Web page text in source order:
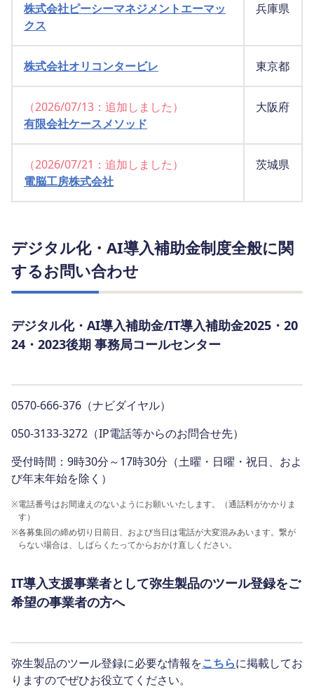
株式会社ピーシーマネジメントエーマッ
クス
兵庫県
株式会社オリコンタービレ 東京都
（2026/07/13：追加しました）
有限会社ケースメソッド
大阪府
（2026/07/21：追加しました）
電脳工房株式会社
茨城県
デジタル化・AI導入補助金制度全般に関
するお問い合わせ
デジタル化・AI導入補助金/IT導入補助金2025・20
24・2023後期 事務局コールセンター
0570-666-376（ナビダイヤル）
050-3133-3272（IP電話等からのお問合せ先）
受付時間：9時30分～17時30分（土曜・日曜・祝日、およ
び年末年始を除く）
※電話番号はお間違えのないようにお願いいたします。（通話料がかかりま
す）
※各募集回の締め切り日前日、および当日は電話が大変混みあいます。繋が
らない場合は、しばらくたってからおかけ直しください。
IT導入支援事業者として弥生製品のツール登録をご
希望の事業者の方へ
弥生製品のツール登録に必要な情報をこちらに掲載してお
りますのでぜひお役立てください。